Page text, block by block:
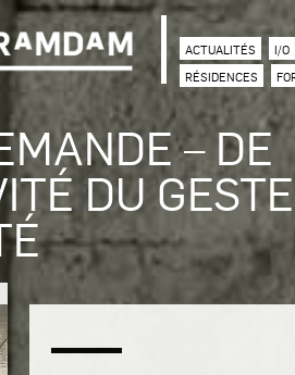
ACTUALITÉS I/O
RÉSIDENCES
– DE
DU